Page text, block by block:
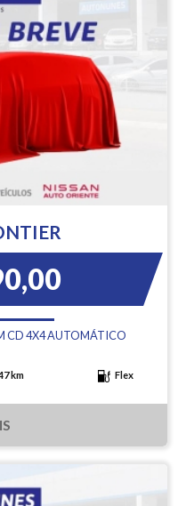
CD 4X4 AUTOMÁTICO
km Flex